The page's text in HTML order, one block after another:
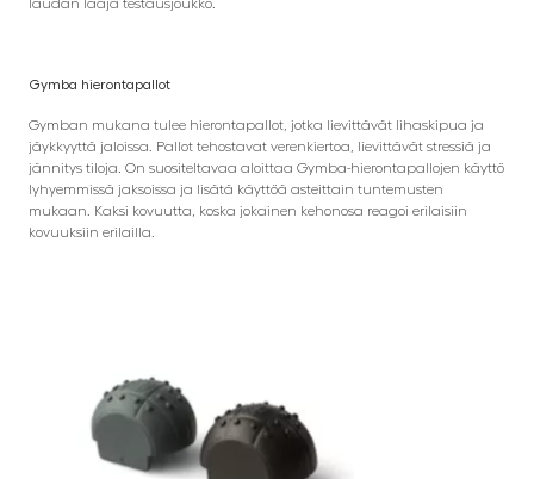
laudan laaja testausjoukko.
Gymba hierontapallot
Gymban mukana tulee hierontapallot, jotka lievittävät lihaskipua ja
jäykkyyttä jaloissa. Pallot tehostavat verenkiertoa, lievittävät stressiä ja
jännitys tiloja. On suositeltavaa aloittaa Gymba-hierontapallojen käyttö
lyhyemmissä jaksoissa ja lisätä käyttöä asteittain tuntemusten
mukaan. Kaksi kovuutta, koska jokainen kehonosa reagoi erilaisiin
kovuuksiin erilailla.